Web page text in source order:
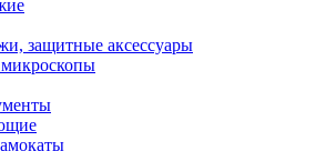
защитные аксессуары